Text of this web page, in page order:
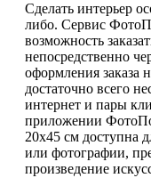
Сделать интерьер
либо. Сервис
возможность
непосредственно
оформления заказа
достаточно всего
интернет и пары
приложении
20х45 см доступна
или фотографии,
произведение